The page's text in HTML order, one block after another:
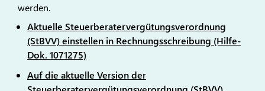
werden.
Aktuelle Steuerberatervergütungsverordnung
(StBVV) einstellen in Rechnungsschreibung (Hilfe-
Dok. 1071275)
Auf die aktuelle Version der